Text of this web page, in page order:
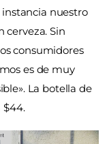
instancia nuestro
cerveza. Sin
consumidores
es de muy
La botella de
$44.